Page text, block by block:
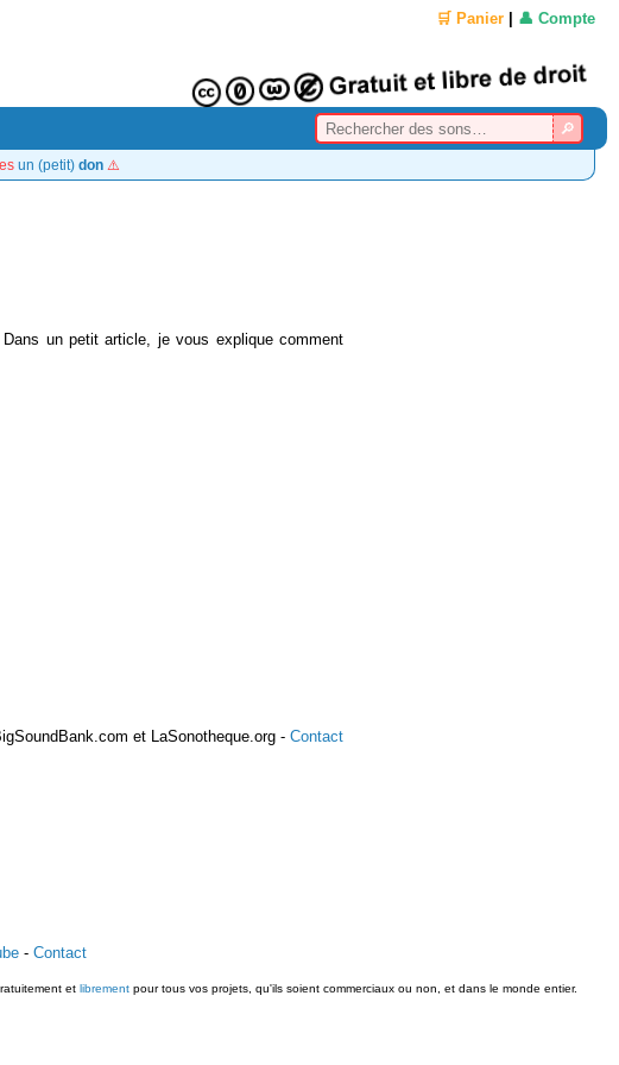
🛒 Panier 👤 Compte
un (petit) don ⚠️
un petit article, je vous explique comment
et LaSonotheque.org - Contact
- Contact
et librement pour tous vos projets, qu'ils soient commerciaux ou non, et dans le monde entier.